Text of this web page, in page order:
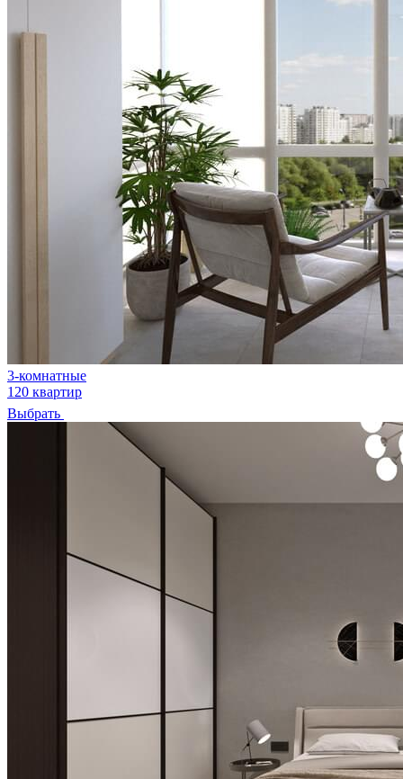
3-комнатные
120 квартир
Выбрать